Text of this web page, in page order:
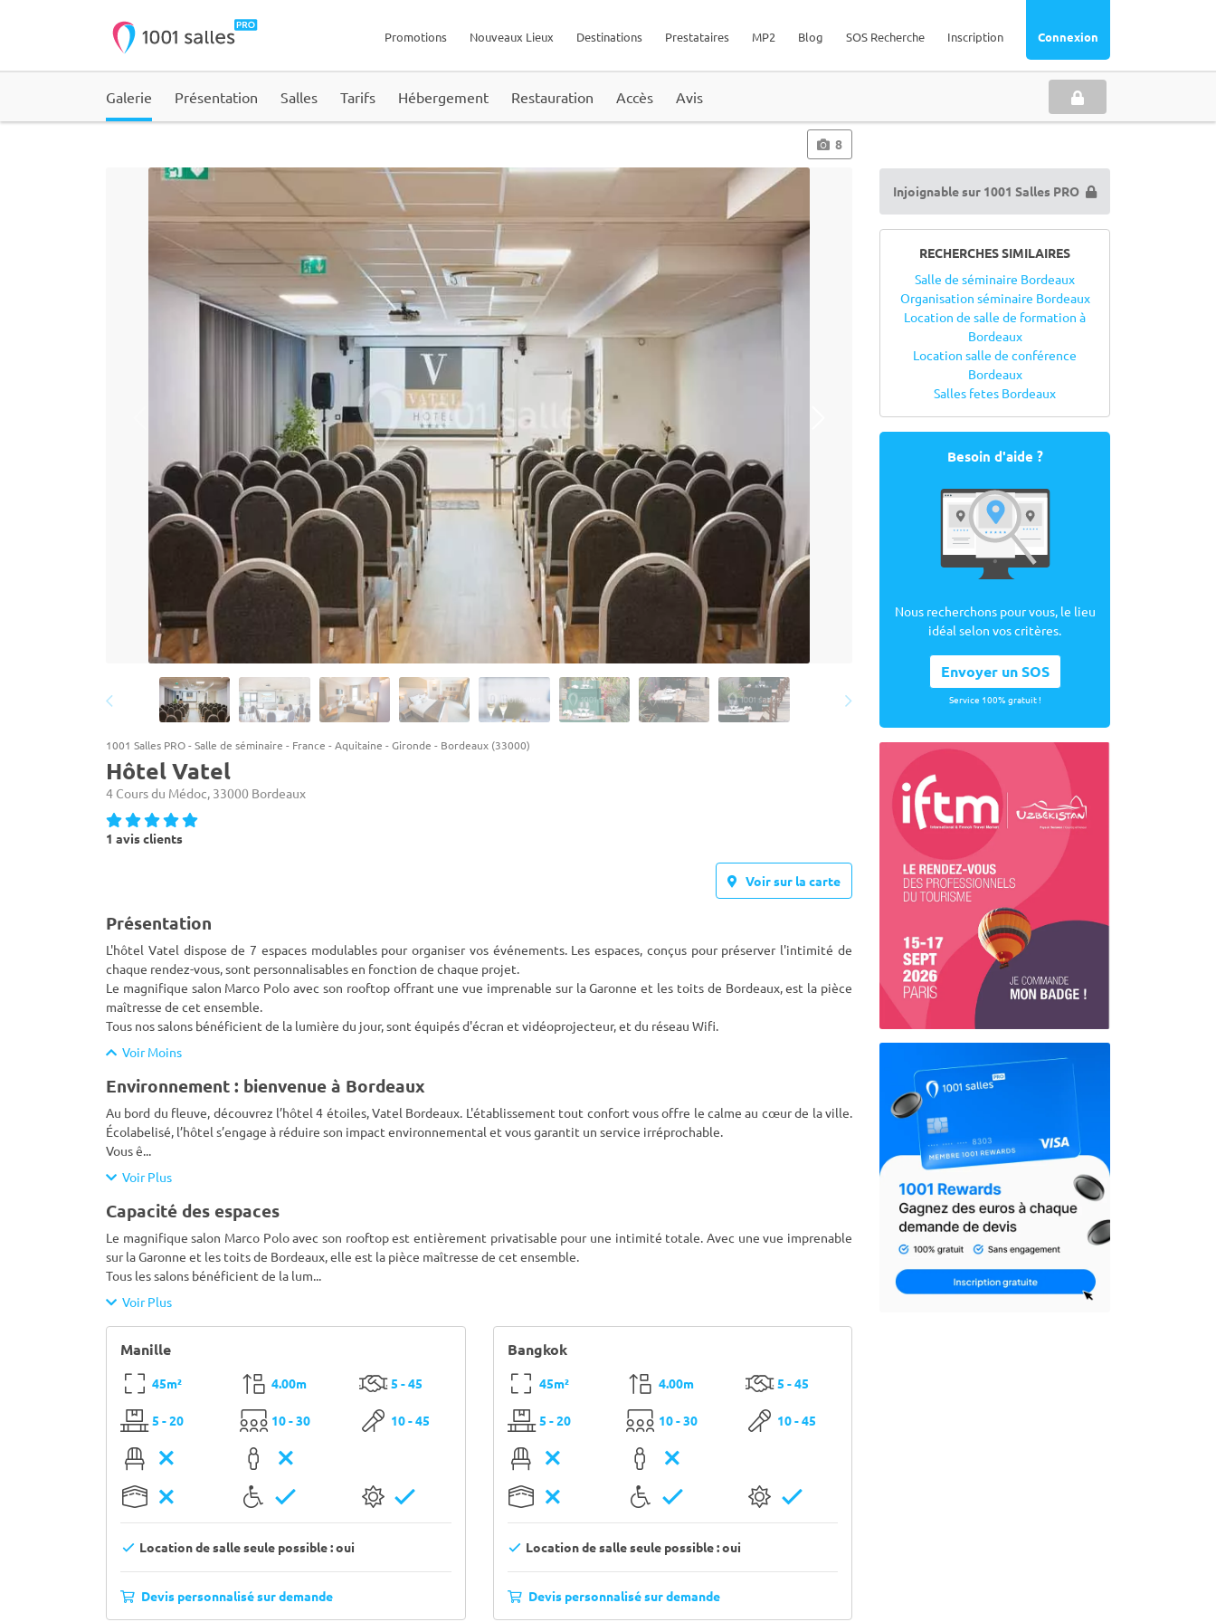
Connexion
Inscription
SOS Recherche
Blog
MP2
Prestataires
Destinations
Nouveaux Lieux
Promotions
Galerie Présentation Salles Tarifs Hébergement Restauration Accès Avis
8
1001 Salles PRO-Salle de séminaire - France -Aquitaine -Gironde - Bordeaux (33000)
Hôtel Vatel
4 Cours du Médoc, 33000 Bordeaux
1 avis clients
Voir sur la carte
Présentation
L'hôtel Vatel dispose de 7 espaces modulables pour organiser vos événements. Les espaces, conçus pour préserver l'intimité de
chaque rendez-vous, sont personnalisables en fonction de chaque projet.
Le magnifique salon Marco Polo avec son rooftop offrant une vue imprenable sur la Garonne et les toits de Bordeaux, est la pièce
maîtresse de cet ensemble.
Tous nos salons bénéficient de la lumière du jour, sont équipés d'écran et vidéoprojecteur, et du réseau Wifi.
Voir Moins
Environnement : bienvenue à Bordeaux
Au bord du fleuve, découvrez l’hôtel 4 étoiles, Vatel Bordeaux. L'établissement tout confort vous offre le calme au cœur de la ville.
Écolabelisé, l’hôtel s’engage à réduire son impact environnemental et vous garantit un service irréprochable.
Vous ê...
Voir Plus
Capacité des espaces
Le magnifique salon Marco Polo avec son rooftop est entièrement privatisable pour une intimité totale. Avec une vue imprenable
sur la Garonne et les toits de Bordeaux, elle est la pièce maîtresse de cet ensemble.
Tous les salons bénéficient de la lum...
Voir Plus
Manille
45m² 4.00m 5 - 45
5 - 20 10 - 30 10 - 45
Location de salle seule possible : oui
Devis personnalisé sur demande
Bangkok
45m² 4.00m 5 - 45
5 - 20 10 - 30 10 - 45
Location de salle seule possible : oui
Devis personnalisé sur demande
Injoignable sur 1001 Salles PRO
RECHERCHES SIMILAIRES
Salle de séminaire Bordeaux
Organisation séminaire Bordeaux
Location de salle de formation à
Bordeaux
Location salle de conférence
Bordeaux
Salles fetes Bordeaux
Besoin d'aide ?
Nous recherchons pour vous, le lieu
idéal selon vos critères.
Envoyer un SOS
Service 100% gratuit !